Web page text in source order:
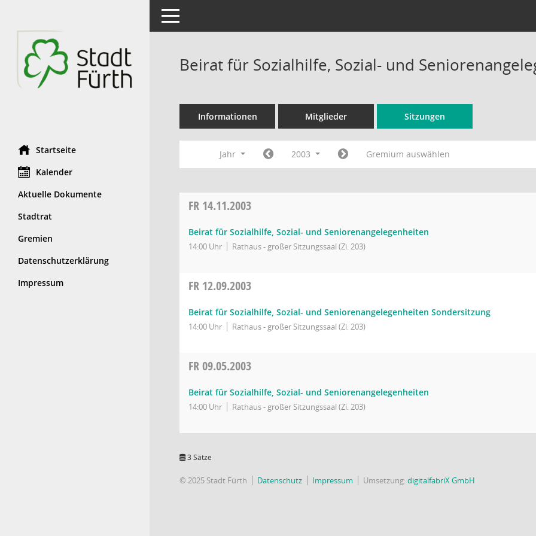
Startseite
Kalender
Aktuelle Dokumente
Stadtrat
Gremien
Datenschutzerklärung
Impressum
Toggle navigation
Beirat für Sozialhilfe, Sozial- und
Informationen Mitglieder Sitzungen
Jahr 2003 Gremium auswählen
FR 14.11.2003
Beirat für Sozialhilfe, Sozial- und Seniorenangelegenheiten
14:00 Uhr Rathaus - großer Sitzungssaal (Zi. 203)
FR 12.09.2003
Beirat für Sozialhilfe, Sozial- und Seniorenangelegenheiten Sondersitzung
14:00 Uhr Rathaus - großer Sitzungssaal (Zi. 203)
FR09.05.2003
Beirat für Sozialhilfe, Sozial- und Seniorenangelegenheiten
14:00 Uhr Rathaus - großer Sitzungssaal (Zi. 203)
3 Sätze
© 2025 Stadt Fürth Datenschutz Impressum Umsetzung:digitalfabriX GmbH